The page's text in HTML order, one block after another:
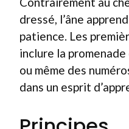
dressé, l’âne
patience. Les
inclure la
ou même des
dans un esprit